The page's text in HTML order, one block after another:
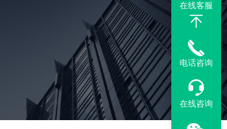
在线客服
电话咨询
在线咨询